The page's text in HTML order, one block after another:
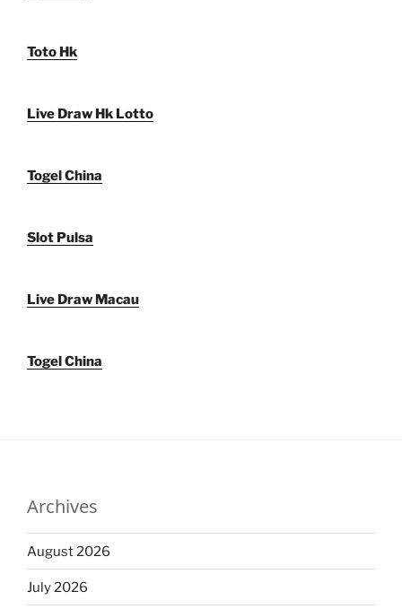
Toto Hk
Live Draw Hk Lotto
Togel China
Slot Pulsa
Live Draw Macau
Togel China
Archives
August 2026
July 2026